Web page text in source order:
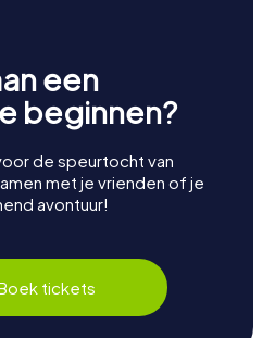
een
beginnen?
de speurtocht van
met je vrienden of je
avontuur!
tickets